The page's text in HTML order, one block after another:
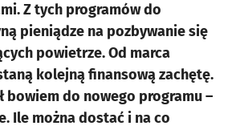
Z tych programów do
pieniądze na pozbywanie się
powietrze. Od marca
kolejną finansową zachętę.
bowiem do nowego programu –
Ile można dostać i na co